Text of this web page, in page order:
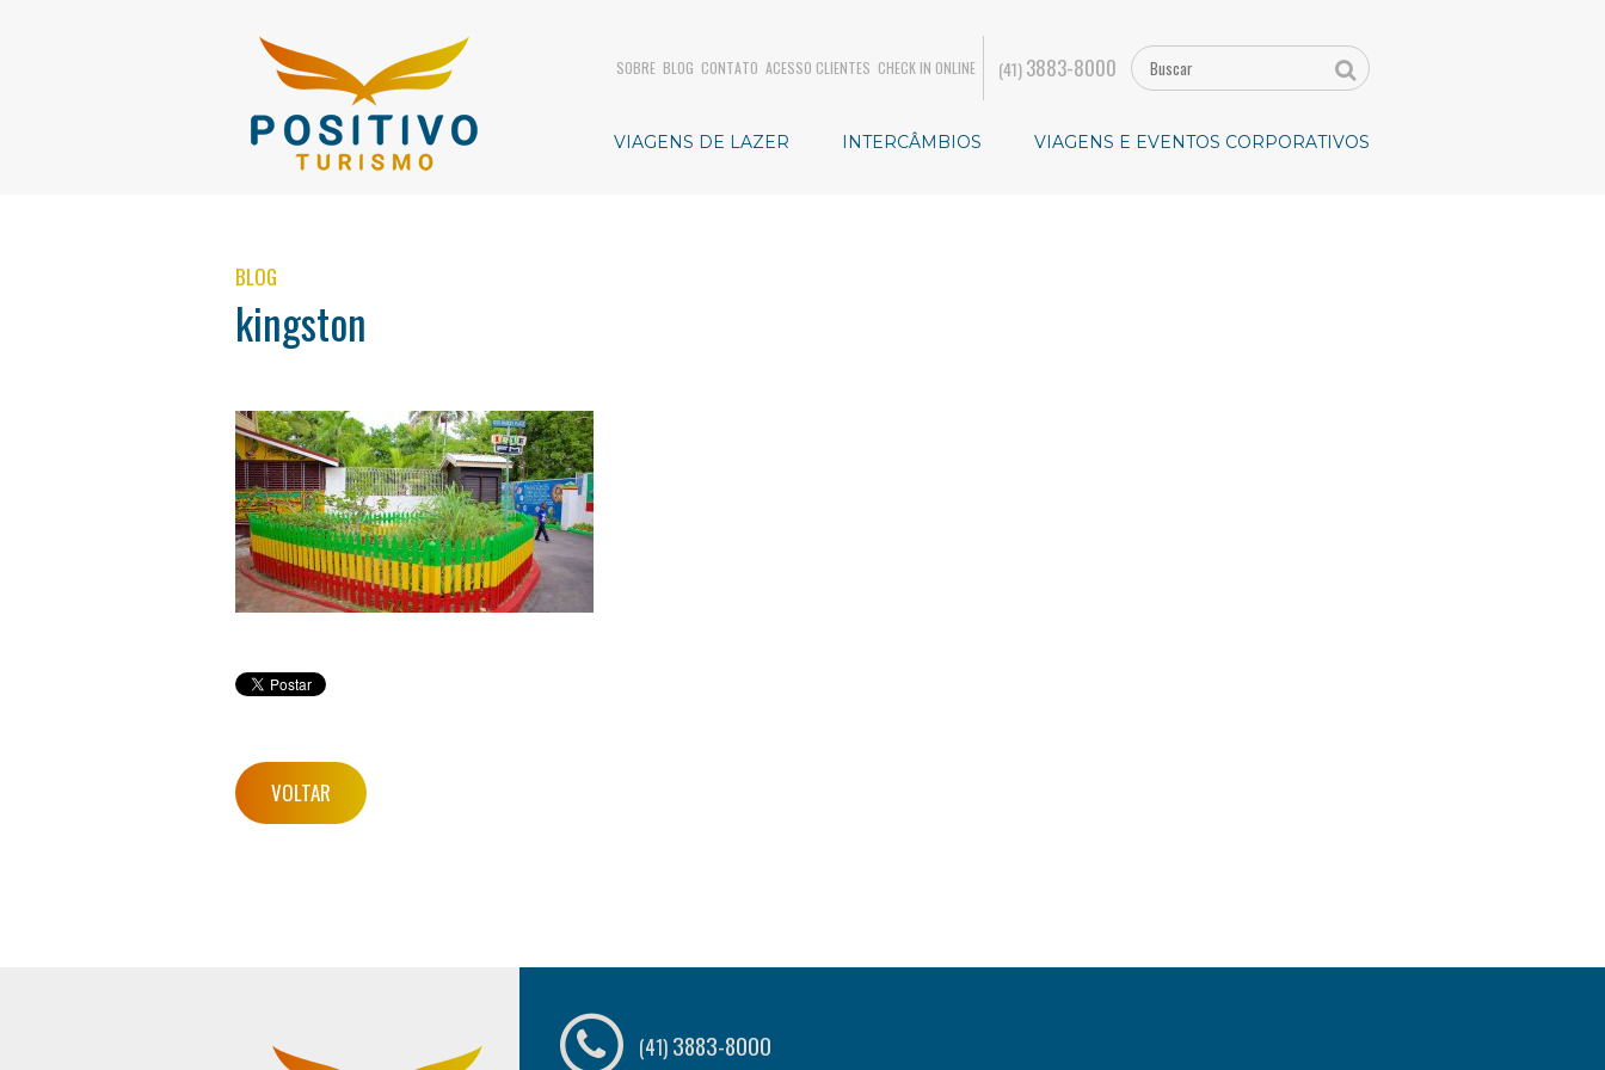
SOBRE BLOG CONTATO ACESSO CLIENTES CHECK IN ONLINE (41)3883-8000
VIAGENS DE LAZER INTERCÂMBIOS VIAGENS E EVENTOS CORPORATIVOS
BLOG
kingston
VOLTAR
(41) 3883-8000